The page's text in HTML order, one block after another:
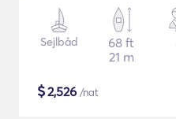
Sejlbåd
68 ft
21 m
$2,526 /nat